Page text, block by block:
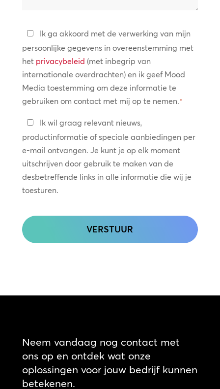
Privacybeleid
*
Ik ga akkoord met de verwerking van mijn
persoonlijke gegevens in overeenstemming met
het privacybeleid (met inbegrip van
internationale overdrachten) en ik geef Mood
Media toestemming om deze informatie te
gebruiken om contact met mij op te nemen.*
Blijf
in
contact
Ik wil graag relevant nieuws,
productinformatie of speciale aanbiedingen per
e-mail ontvangen. Je kunt je op elk moment
uitschrijven door gebruik te maken van de
desbetreffende links in alle informatie die wij je
toesturen.
Neem vandaag nog contact met
ons op en ontdek wat onze
oplossingen voor jouw bedrijf kunnen
betekenen.